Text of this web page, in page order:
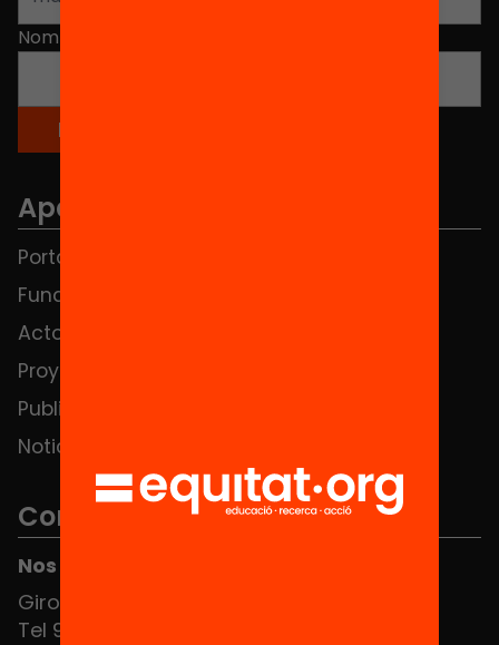
Nombre
Apartados
Portada
Fundación
Actos
Proyectos
Publicaciones y vídeos
Noticias
Contacto
Nos puedes encontrar en el HUB Social
Girona 34, interior 08010 Barcelona
Tel 934 588 700